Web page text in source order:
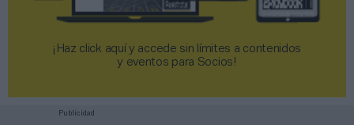
¡Haz click aquí y accede sin límites a contenidos
y eventos para Socios!​​​​​​​
Publicidad